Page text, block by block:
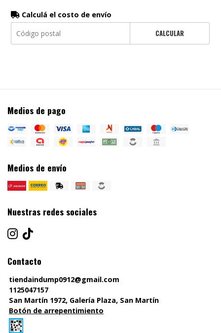
Calculá el costo de envío
CALCULAR
Medios de pago
Medios de envío
Nuestras redes sociales
Contacto
tiendaindump0912@gmail.com
1125047157
San Martín 1972, Galería Plaza, San Martín
Botón de arrepentimiento